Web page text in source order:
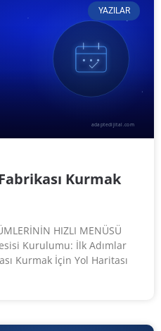
YAZILAR
Kurmak
HIZLI MENÜSÜ
Kurulumu: İlk Adımlar
Kurmak İçin Yol Haritası